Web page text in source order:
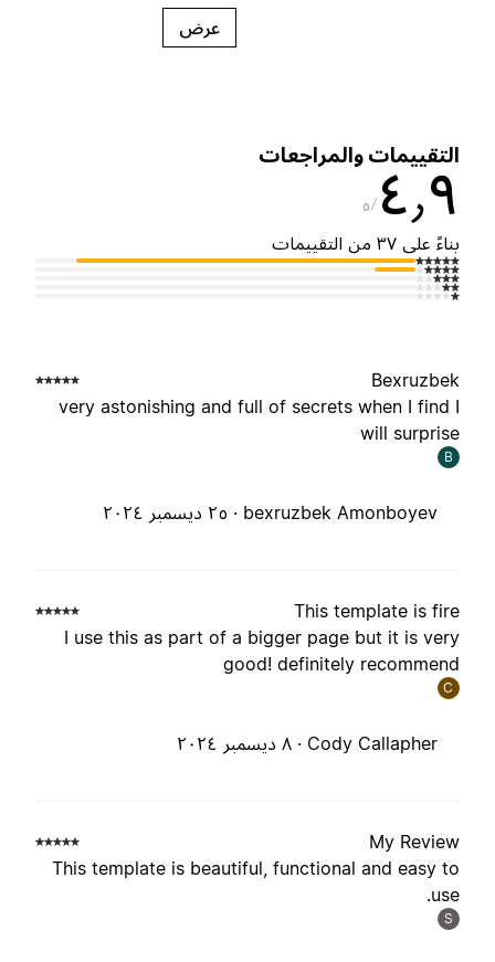
عرض
والمراجعات
٥
على ٣٧ من التقييمات
very astonishing and full of secrets when I find
will
bexruzbek Amonboyev · ٢٥ ديسمبر ٢٠٢٤
This template is
I use this as part of a bigger page but it is
good! definitely
Cody Callapher · ٨ ديسمبر ٢٠٢٤
My
This template is beautiful, functional and easy